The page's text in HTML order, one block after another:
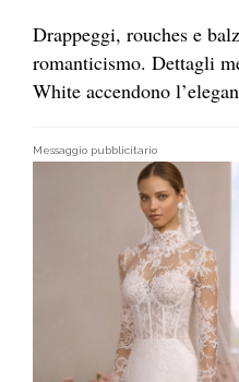
Drappeggi, rouches e
romanticismo. Dettagli
White accendono
Messaggio pubblicitario